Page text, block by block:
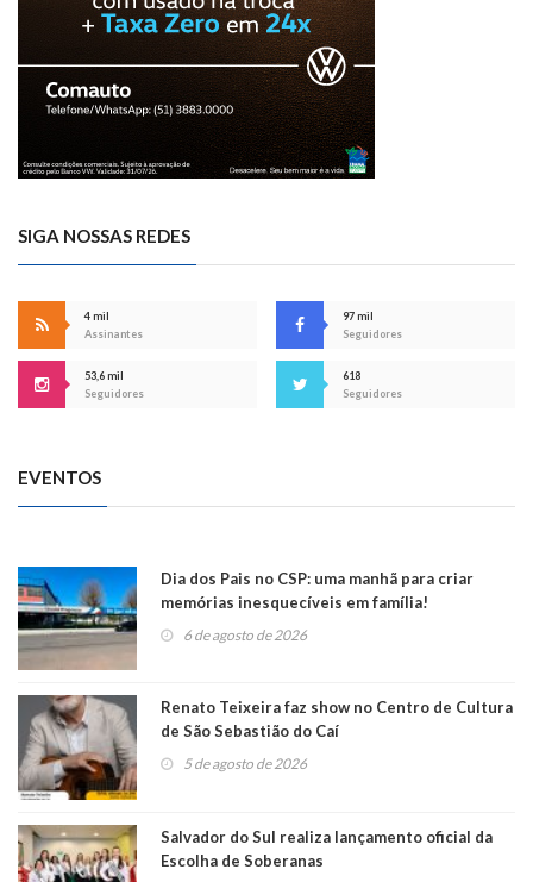
SIGA NOSSAS REDES
4 mil
Assinantes
97 mil
Seguidores
53,6 mil
Seguidores
618
Seguidores
EVENTOS
Dia dos Pais no CSP: uma manhã para criar
memórias inesquecíveis em família!
6 de agosto de 2026
Renato Teixeira faz show no Centro de Cultura
de São Sebastião do Caí
5 de agosto de 2026
Salvador do Sul realiza lançamento oficial da
Escolha de Soberanas